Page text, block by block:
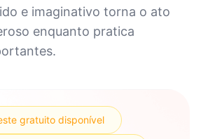
e imaginativo torna o ato
enquanto pratica
gratuito disponível